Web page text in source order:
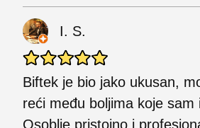
I. S.
Biftek je bio jako ukusan,
reći među boljima koje sam
Osoblje pristojno i